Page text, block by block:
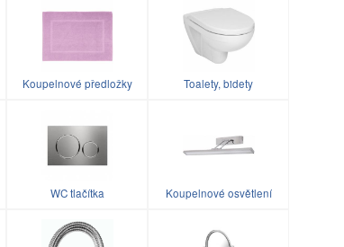
Koupelnové předložky Toalety, bidety
WC tlačítka Koupelnové osvětlení